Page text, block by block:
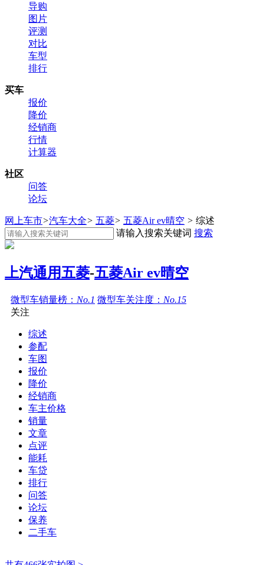
导购
图片
评测
对比
车型
排行
买车
报价
降价
经销商
行情
计算器
社区
问答
论坛
网上车市>汽车大全> 五菱> 五菱Air ev晴空 > 综述
请输入搜索关键词 搜索
上汽通用五菱-五菱Air ev晴空
微型车销量榜： No.1 微型车关注度： No.15
关注
综述
参配
车图
报价
降价
经销商
车主价格
销量
文章
点评
能耗
车贷
排行
问答
论坛
保养
二手车